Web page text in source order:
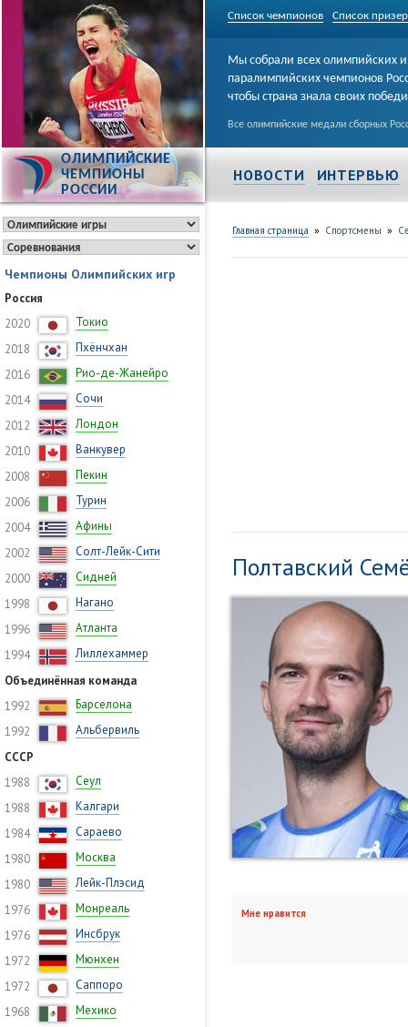
Список чемпионов Список
ОЛИМПИЙСКИЕ
ЧЕМПИОНЫ
РОССИИ
Мы собрали всех олимпийских и
паралимпийских чемпионов
чтобы страна знала своих
Все олимпийские медали сборных
НОВОСТИ ИНТЕРВЬЮ
Чемпионы Олимпийских игр
Россия
2020
Токио
2018
Пхёнчхан
2016
Рио-де-Жанейро
2014
Сочи
2012
Лондон
2010
Ванкувер
2008
Пекин
2006
Турин
2004
Афины
2002
Солт-Лейк-Сити
2000
Сидней
1998
Нагано
1996
Атланта
1994
Лиллехаммер
Объединённая команда
1992
Барселона
1992
Альбервиль
СССР
1988
Сеул
1988
Калгари
1984
Сараево
1980
Москва
1980
Лейк-Плэсид
1976
Монреаль
1976
Инсбрук
1972
Мюнхен
1972
Саппоро
1968
Мехико
Главная страница » Спортсмены »
Полтавский
Мне нравится